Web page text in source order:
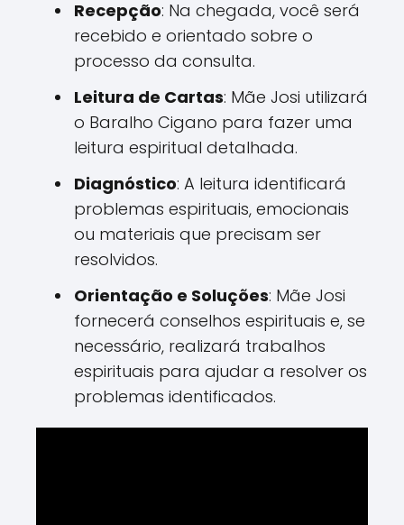
Recepção: Na chegada, você será
recebido e orientado sobre o
processo da consulta.
Leitura de Cartas: Mãe Josi utilizará
o Baralho Cigano para fazer uma
leitura espiritual detalhada.
Diagnóstico: A leitura identificará
problemas espirituais, emocionais
ou materiais que precisam ser
resolvidos.
Orientação e Soluções: Mãe Josi
fornecerá conselhos espirituais e, se
necessário, realizará trabalhos
espirituais para ajudar a resolver os
problemas identificados.